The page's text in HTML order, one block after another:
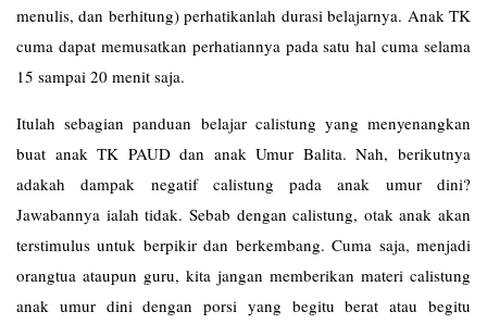
menulis, dan berhitung) perhatikanlah durasi belajarnya. Anak TK
cuma dapat memusatkan perhatiannya pada satu hal cuma selama
15 sampai 20 menit saja.
Itulah sebagian panduan belajar calistung yang menyenangkan
buat anak TK PAUD dan anak Umur Balita. Nah, berikutnya
adakah dampak negatif calistung pada anak umur dini?
Jawabannya ialah tidak. Sebab dengan calistung, otak anak akan
terstimulus untuk berpikir dan berkembang. Cuma saja, menjadi
orangtua ataupun guru, kita jangan memberikan materi calistung
anak umur dini dengan porsi yang begitu berat atau begitu